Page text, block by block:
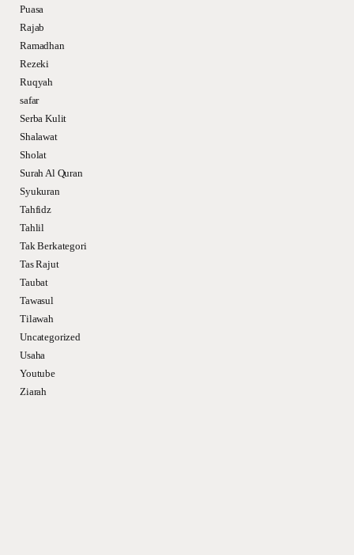
Puasa
Rajab
Ramadhan
Rezeki
Ruqyah
safar
Serba Kulit
Shalawat
Sholat
Surah Al Quran
Syukuran
Tahfidz
Tahlil
Tak Berkategori
Tas Rajut
Taubat
Tawasul
Tilawah
Uncategorized
Usaha
Youtube
Ziarah